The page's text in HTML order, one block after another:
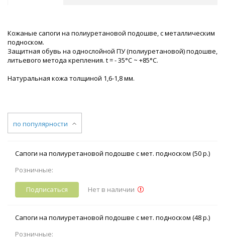
Кожаные сапоги на полиуретановой подошве, с металлическим
подноском.
Защитная обувь на однослойной ПУ (полиуретановой) подошве,
литьевого метода крепления. t = - 35°С ~ +85°С.
Натуральная кожа толщиной 1,6-1,8 мм.
по популярности
Сапоги на полиуретановой подошве с мет. подноском (50 р.)
Розничные:
Подписаться Нет в наличии
Сапоги на полиуретановой подошве с мет. подноском (48 р.)
Розничные: